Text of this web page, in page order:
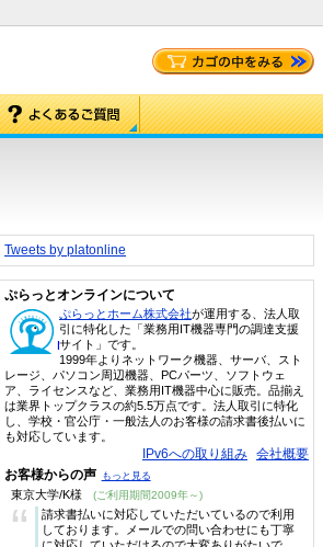
Tweets by platonline
ぷらっとオンラインについて
ぷらっとホーム株式会社が運用する、法人取
引に特化した「業務用IT機器専門の調達支援
サイト」です。
1999年よりネットワーク機器、サーバ、スト
レージ、パソコン周辺機器、PCパーツ、ソフトウェ
ア、ライセンスなど、業務用IT機器中心に販売。品揃え
は業界トップクラスの約5.5万点です。法人取引に特化
し、学校・官公庁・一般法人のお客様の請求書後払いに
も対応しています。
IPv6への取り組み 会社概要
お客様からの声 もっと見る
東京大学/K様 (ご利用期間2009年～)
“
請求書払いに対応していただいているので利用
しております。メールでの問い合わせにも丁寧